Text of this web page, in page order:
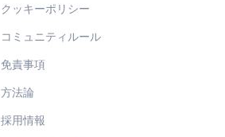
クッキーポリシー
コミュニティルール
免責事項
方法論
採用情報